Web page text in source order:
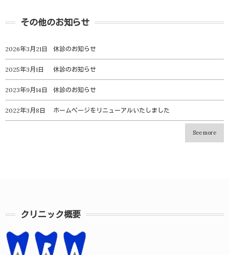
その他のお知らせ
2026年3月21日 休診のお知らせ
2025年3月1日 休診のお知らせ
2023年9月14日 休診のお知らせ
2022年3月8日 ホームページをリニューアルいたしました
See more
クリニック概要